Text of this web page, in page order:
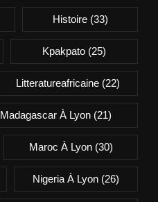
Histoire(33)
Kpakpato(25)
Litteratureafricaine(22)
Madagascar À Lyon (21)
Maroc À Lyon(30)
Nigeria À Lyon (26)